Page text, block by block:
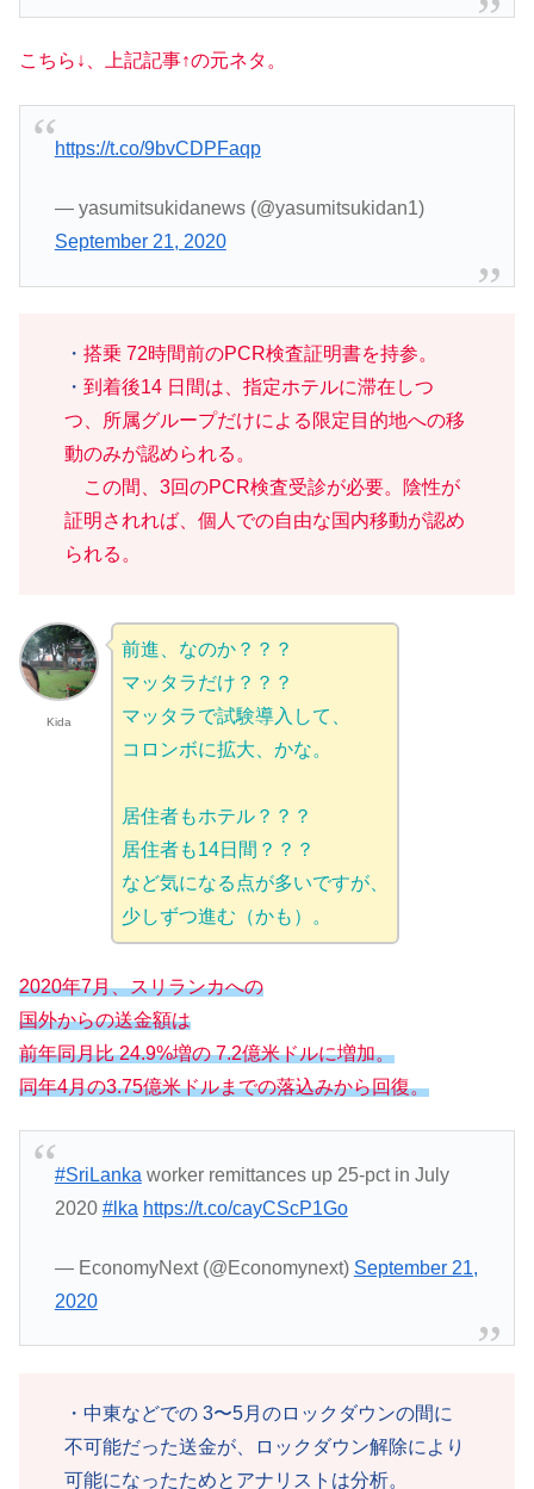
こちら↓、上記記事↑の元ネタ。
https://t.co/9bvCDPFaqp
— yasumitsukidanews (@yasumitsukidan1)
September 21, 2020
・ 搭乗 72時間前のPCR検査証明書を持参。
・ 到着後14 日間は、指定ホテルに滞在しつ
つ、所属グループだけによる限定目的地への移
動のみが認められる。
この間、3回のPCR検査受診が必要。陰性が
証明されれば、個人での自由な国内移動が認め
られる。
Kida
前進、なのか？？？
マッタラだけ？？？
マッタラで試験導入して、
コロンボに拡大、かな。
居住者もホテル？？？
居住者も14日間？？？
など気になる点が多いですが、
少しずつ進む（かも）。
2020年7月、スリランカへの
国外からの送金額は
前年同月比 24.9%増の 7.2億米ドルに増加。
同年4月の3.75億米ドルまでの落込みから回復。
#SriLanka worker remittances up 25-pct in July
2020 #lka https://t.co/cayCScP1Go
— EconomyNext (@Economynext) September 21,
2020
・中東などでの 3〜5月のロックダウンの間に
不可能だった送金が、ロックダウン解除により
可能になったためとアナリストは分析。